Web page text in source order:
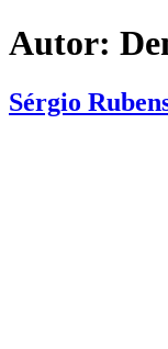
Autor:
Sérgio